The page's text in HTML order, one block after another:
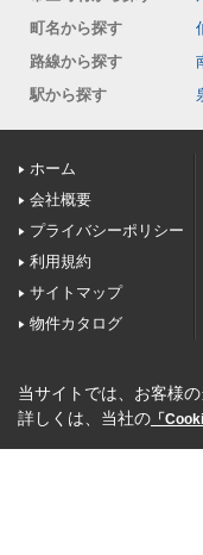
町名から探す
路線から探す
駅から探す
ホーム
会社概要
プライバシーポリシー
利用規約
サイトマップ
物件カタログ
当サイトでは、お客様
詳しくは、当社の 「